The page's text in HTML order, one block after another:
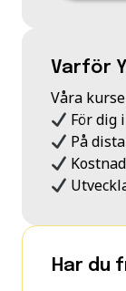
Varför
Våra
För dig
På
Har du